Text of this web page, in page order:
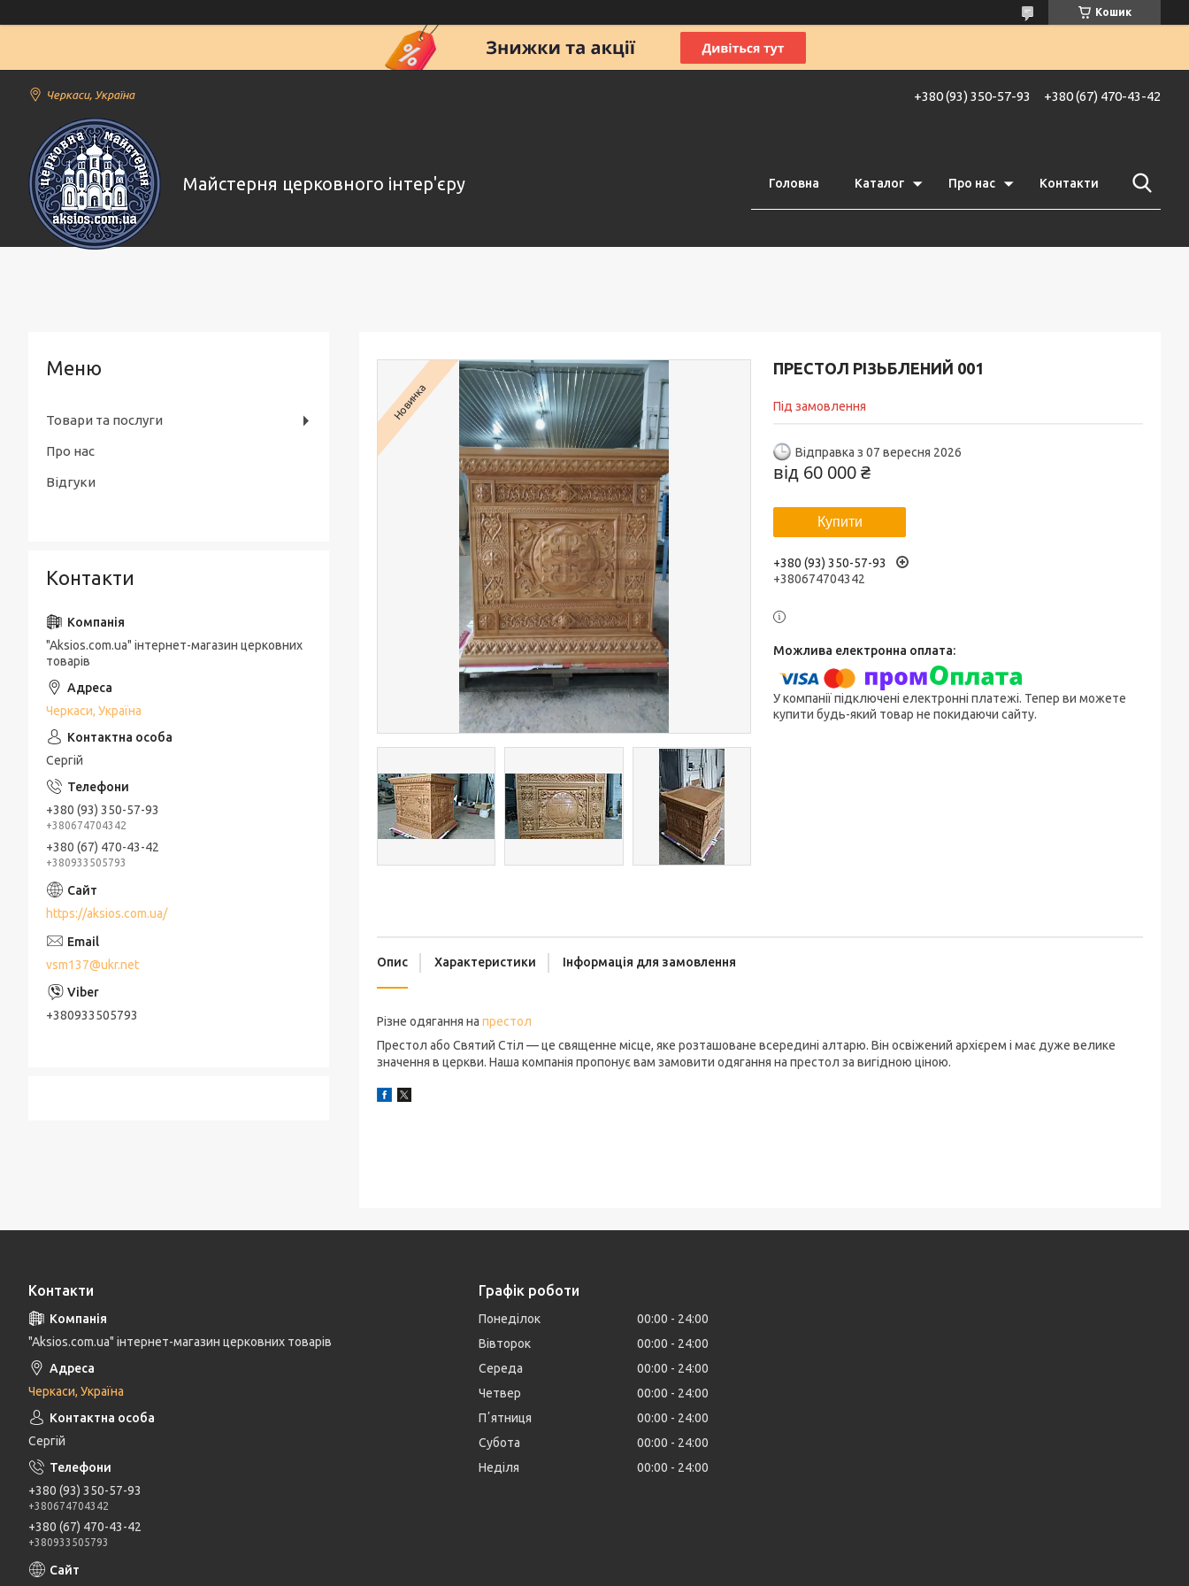
Кошик
Черкаси, Україна +380 (93) 350-57-93 +380 (67) 470-43-42
Майстерня церковного інтер'єру Головна Каталог Про нас Контакти
ПРЕСТОЛ РІЗЬБЛЕНИЙ 001
Під замовлення
Відправка з 07 вересня 2026
від 60 000 ₴
Купити
+380 (93) 350-57-93
+380674704342
У компанії підключені електронні платежі. Тепер ви можете
купити будь-який товар не покидаючи сайту.
Новинка
Опис Характеристики Інформація для замовлення
Різне одягання на престол
Престол або Святий Стіл — це священне місце, яке розташоване всередині алтарю. Він освіжений архієрем і має дуже велике
значення в церкви. Наша компанія пропонує вам замовити одягання на престол за вигідною ціною.
Товари та послуги
Про нас
Відгуки
Контакти
"Aksios.com.ua" інтернет-магазин церковних
товарів
Черкаси, Україна
Сергій
+380 (93) 350-57-93
+380674704342
+380 (67) 470-43-42
+380933505793
https://aksios.com.ua/
vsm137@ukr.net
+380933505793
Контакти
"Aksios.com.ua" інтернет-магазин церковних товарів
Черкаси, Україна
Сергій
+380 (93) 350-57-93
+380674704342
+380 (67) 470-43-42
+380933505793
Графік роботи
Понеділок 00:00
24:00
Вівторок
00:00
24:00
Середа
00:00
24:00
Четвер
00:00
24:00
Пʼятниця
00:00
24:00
Субота
00:00
24:00
Неділя
00:00 24:00